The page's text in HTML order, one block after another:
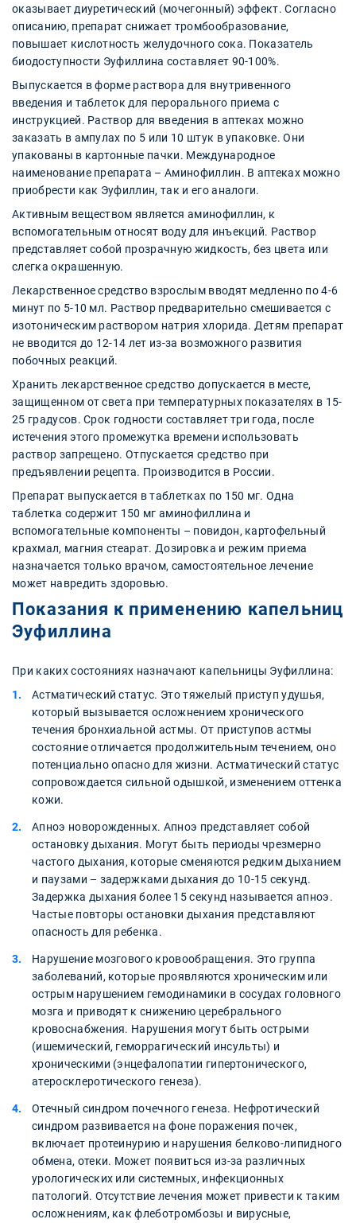
оказывает диуретический (мочегонный) эффект. Согласно
описанию, препарат снижает тромбообразование,
повышает кислотность желудочного сока. Показатель
биодоступности Эуфиллина составляет 90-100%.
Выпускается в форме раствора для внутривенного
введения и таблеток для перорального приема с
инструкцией. Раствор для введения в аптеках можно
заказать в ампулах по 5 или 10 штук в упаковке. Они
упакованы в картонные пачки. Международное
наименование препарата – Аминофиллин. В аптеках можно
приобрести как Эуфиллин, так и его аналоги.
Активным веществом является аминофиллин, к
вспомогательным относят воду для инъекций. Раствор
представляет собой прозрачную жидкость, без цвета или
слегка окрашенную.
Лекарственное средство взрослым вводят медленно по 4-6
минут по 5-10 мл. Раствор предварительно смешивается с
изотоническим раствором натрия хлорида. Детям препарат
не вводится до 12-14 лет из-за возможного развития
побочных реакций.
Хранить лекарственное средство допускается в месте,
защищенном от света при температурных показателях в 15-
25 градусов. Срок годности составляет три года, после
истечения этого промежутка времени использовать
раствор запрещено. Отпускается средство при
предъявлении рецепта. Производится в России.
Препарат выпускается в таблетках по 150 мг. Одна
таблетка содержит 150 мг аминофиллина и
вспомогательные компоненты – повидон, картофельный
крахмал, магния стеарат. Дозировка и режим приема
назначается только врачом, самостоятельное лечение
может навредить здоровью.
Показания к применению капельниц
Эуфиллина
При каких состояниях назначают капельницы Эуфиллина:
Астматический статус. Это тяжелый приступ удушья,
который вызывается осложнением хронического
течения бронхиальной астмы. От приступов астмы
состояние отличается продолжительным течением, оно
потенциально опасно для жизни. Астматический статус
сопровождается сильной одышкой, изменением оттенка
кожи.
Апноэ новорожденных. Апноэ представляет собой
остановку дыхания. Могут быть периоды чрезмерно
частого дыхания, которые сменяются редким дыханием
и паузами – задержками дыхания до 10-15 секунд.
Задержка дыхания более 15 секунд называется апноэ.
Частые повторы остановки дыхания представляют
опасность для ребенка.
Нарушение мозгового кровообращения. Это группа
заболеваний, которые проявляются хроническим или
острым нарушением гемодинамики в сосудах головного
мозга и приводят к снижению церебрального
кровоснабжения. Нарушения могут быть острыми
(ишемический, геморрагический инсульты) и
хроническими (энцефалопатии гипертонического,
атеросклеротического генеза).
Отечный синдром почечного генеза. Нефротический
синдром развивается на фоне поражения почек,
включает протеинурию и нарушения белково-липидного
обмена, отеки. Может появиться из-за различных
урологических или системных, инфекционных
патологий. Отсутствие лечения может привести к таким
осложнениям, как флеботромбозы и вирусные,